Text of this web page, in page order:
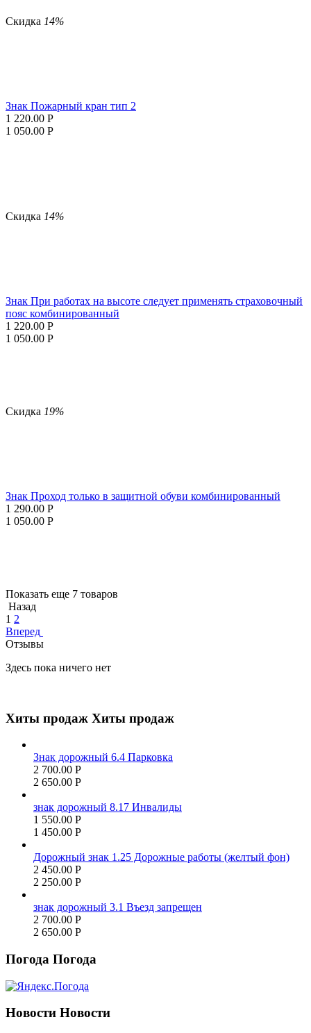
Скидка 14%
Знак Пожарный кран тип 2
1 220.00 Р
1 050.00 Р
Скидка 14%
Знак При работах на высоте следует применять страховочный
пояс комбинированный
1 220.00 Р
1 050.00 Р
Скидка 19%
Знак Проход только в защитной обуви комбинированный
1 290.00 Р
1 050.00 Р
Показать еще 7 товаров
Назад
1 2
Вперед
Отзывы
Здесь пока ничего нет
Хиты продаж Хиты продаж
Знак дорожный 6.4 Парковка
2 700.00 Р
2 650.00 Р
знак дорожный 8.17 Инвалиды
1 550.00 Р
1 450.00 Р
Дорожный знак 1.25 Дорожные работы (желтый фон)
2 450.00 Р
2 250.00 Р
знак дорожный 3.1 Въезд запрещен
2 700.00 Р
2 650.00 Р
Погода Погода
Новости Новости